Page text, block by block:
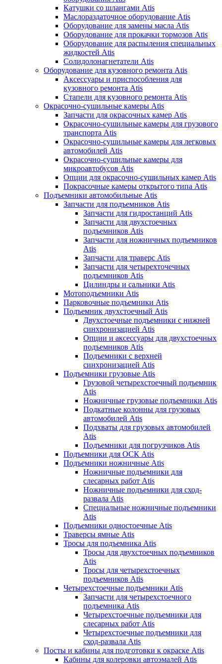
Катушки со шлангами Atis
Маслораздаточное оборудование Atis
Оборудование для замены масла Atis
Оборудование для прокачки тормозов Atis
Оборудование для распыления специальных
жидкостей Atis
Солидолонагнетатели Atis
Оборудование для кузовного ремонта Atis
Аксессуары и приспособления для
кузовного ремонта Atis
Стапели для кузовного ремонта Atis
Окрасочно-сушильные камеры Atis
Запчасти для окрасочных камер Atis
Окрасочно-сушильные камеры для грузового
транспорта Atis
Окрасочно-сушильные камеры для легковых
автомобилей Atis
Окрасочно-сушильные камеры для
микроавтобусов Atis
Опции для окрасочно-сушильных камер Atis
Покрасочные камеры открытого типа Atis
Подъемники автомобильные Atis
Запчасти для подъемников Atis
Запчасти для гидростанций Atis
Запчасти для двухстоечных
подъемников Atis
Запчасти для ножничных подъемников
Atis
Запчасти для траверс Atis
Запчасти для четырехточечных
подъемников Atis
Цилиндры и сальники Atis
Мотоподъемники Atis
Парковочные подъемники Atis
Подъемник двухстоечный Atis
Двухстоечные подъемники с нижней
синхронизацией Atis
Опции и аксессуары для двухстоечных
подъемников Atis
Подъемники с верхней
синхронизацией Atis
Подъемники грузовые Atis
Грузовой четырехстоечный подъемник
Atis
Ножничные грузовые подъемники Atis
Подкатные колонны для грузовых
автомобилей Atis
Подхваты для грузовых автомобилей
Atis
Подъемники для погрузчиков Atis
Подъемники для ОСК Atis
Подъемники ножничные Atis
Ножничные подъемники для
слесарных работ Atis
Ножничные подъемники для сход-
развала Atis
Специальные ножничные подъемники
Atis
Подъемники одностоечные Atis
Траверсы ямные Atis
Тросы для подъемника Atis
Тросы для двухстоечных подъемников
Atis
Тросы для четырехстоечных
подъемников Atis
Четырехстоечные подъемники Atis
Запчасти для четырехстоечного
подъемника Atis
Четырехстоечные подъемники для
слесарных работ Atis
Четырехстоечные подъемники для
сход-развала Atis
Посты и кабины для подготовки к окраске Atis
Кабины для колеровки автоэмалей Atis